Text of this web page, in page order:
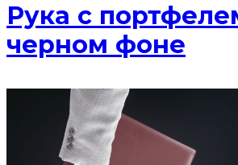
Рука с
черном фоне